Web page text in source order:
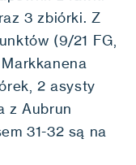
3 zbiórki. Z
(9/21 FG,
2 asysty
z Aubrun
31-32 są na